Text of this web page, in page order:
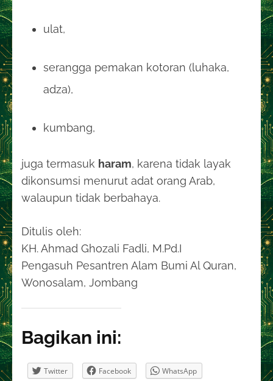
ulat,
serangga pemakan kotoran (luhaka,
adza),
kumbang,
juga termasuk haram, karena tidak layak
dikonsumsi menurut adat orang Arab,
walaupun tidak berbahaya.
Ditulis oleh:
KH. Ahmad Ghozali Fadli, M.Pd.I
Pengasuh Pesantren Alam Bumi Al Quran,
Wonosalam, Jombang
Bagikan ini:
Twitter Facebook WhatsApp